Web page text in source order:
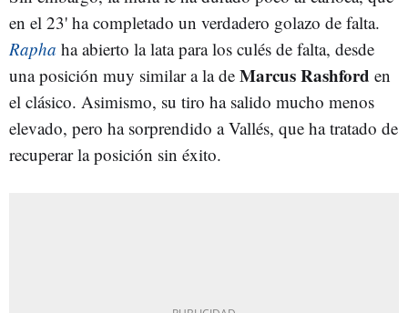
en el 23' ha completado un verdadero golazo de falta.
Rapha ha abierto la lata para los culés de falta, desde
una posición muy similar a la de Marcus Rashford en
el clásico. Asimismo, su tiro ha salido mucho menos
elevado, pero ha sorprendido a Vallés, que ha tratado de
recuperar la posición sin éxito.